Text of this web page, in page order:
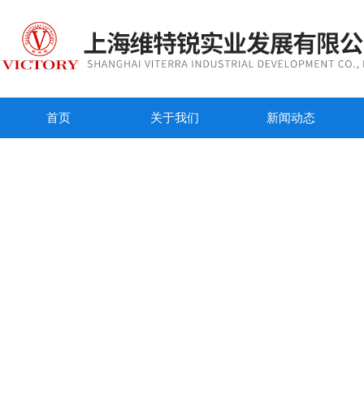
首页 关于我们 新闻动态